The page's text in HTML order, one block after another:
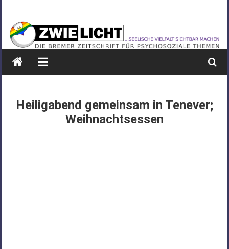
springen
ZWIELICHT
BREMEN
DIE
PSYCHOSOZIALE
Heiligabend gemeinsam in Tenever;
Weihnachtsessen